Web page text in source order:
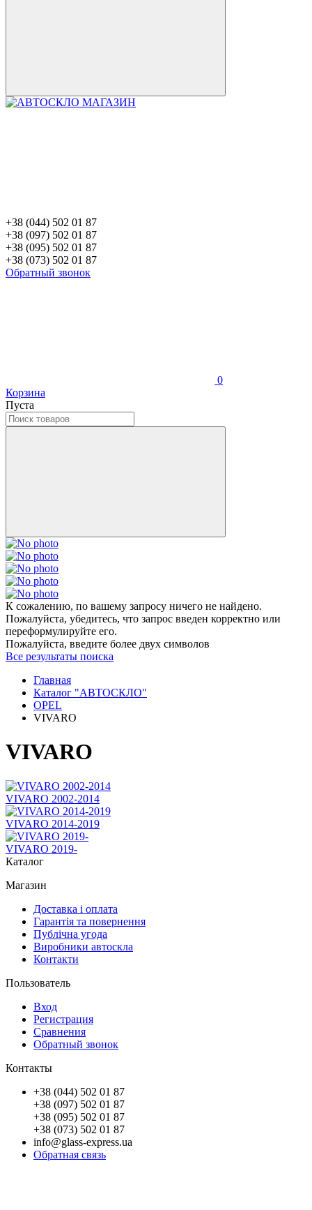
+38 (044) 502 01 87
+38 (097) 502 01 87
+38 (095) 502 01 87
+38 (073) 502 01 87
Обратный звонок
0
Корзина
Пуста
К сожалению, по вашему запросу ничего не найдено.
Пожалуйста, убедитесь, что запрос введен корректно или
переформулируйте его.
Пожалуйста, введите более двух символов
Все результаты поиска
Главная
Каталог "АВТОСКЛО"
OPEL
VIVARO
VIVARO
VIVARO 2002-2014
VIVARO 2014-2019
VIVARO 2019-
Каталог
Магазин
Доставка і оплата
Гарантія та повернення
Публічна угода
Виробники автоскла
Контакти
Пользователь
Вход
Регистрация
Сравнения
Обратный звонок
Контакты
+38 (044) 502 01 87
+38 (097) 502 01 87
+38 (095) 502 01 87
+38 (073) 502 01 87
info@glass-express.ua
Обратная связь